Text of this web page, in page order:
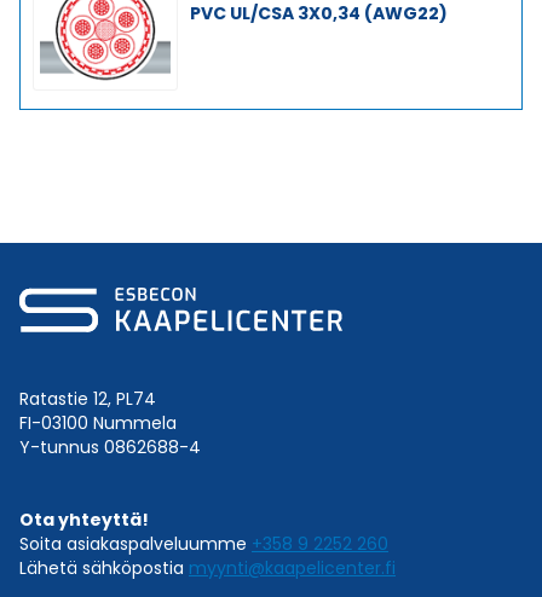
PVC UL/CSA 3X0,34 (AWG22)
Ratastie 12, PL74
FI-03100 Nummela
Y-tunnus 0862688-4
Ota yhteyttä!
Soita asiakaspalveluumme +358 9 2252 260
Lähetä sähköpostia myynti@kaapelicenter.fi